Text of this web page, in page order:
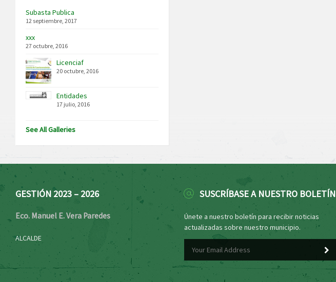
Subasta Publica
12 septiembre, 2017
xxx
27 octubre, 2016
Licenciaf
20 octubre, 2016
Entidades
17 julio, 2016
See All Galleries
GESTIÓN 2023 – 2026
Eco. Manuel E. Vera Paredes
ALCALDE
SUSCRÍBASE A NUESTRO BOLETÍN
Únete a nuestro boletín para recibir noticias
actualizadas sobre nuestro municipio.